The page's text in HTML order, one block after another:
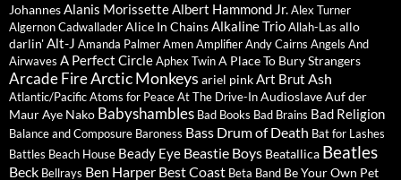
JohannesAlanis MorissetteAlbert Hammond Jr.Alex Turner
Algernon CadwalladerAlice In ChainsAlkaline TrioAllah-Las allo
darlin'Alt-J Amanda PalmerAmenAmplifierAndy Cairns Angels And
Airwaves A Perfect CircleAphex TwinA Place To Bury Strangers
Arcade FireArctic Monkeys ariel pinkArt Brut Ash
Atlantic/PacificAtoms for PeaceAt The Drive-InAudioslaveAuf der
MaurAye Nako Babyshambles Bad Books Bad Brains Bad Religion
Balance and Composure Baroness Bass Drum of Death Bat for Lashes
Battles Beach House Beady Eye Beastie Boys Beatallica Beatles
Beck Bellrays Ben Harper Best Coast Beta Band Be Your Own Pet